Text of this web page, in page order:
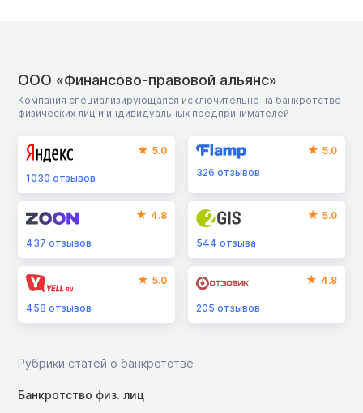
ООО «Финансово-правовой альянс»
Компания специализирующаяся исключительно на банкротстве
физических лиц и индивидуальных предпринимателей
5.0
1030 отзывов
5.0
326отзывов
4.8
437 отзывов
5.0
544отзыва
5.0
458 отзывов
4.8
205отзывов
Рубрики статей о банкротстве
Банкротство физ. лиц